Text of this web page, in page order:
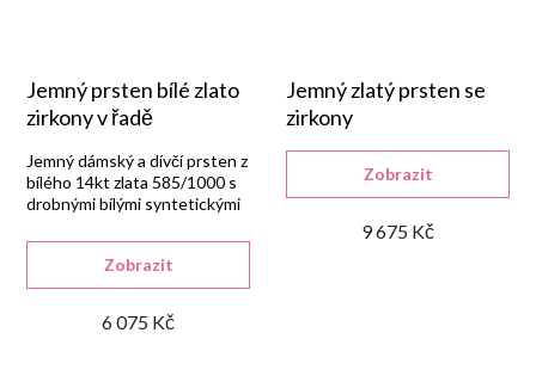
Jemný prsten bílé zlato
zirkony v řadě
6 075 Kč
Zobrazit
Jemný dámský a dívčí prsten z
bílého 14kt zlata 585/1000 s
drobnými bílými syntetickými
Jemný zlatý prsten se
zirkony
9 675 Kč
Zobrazit